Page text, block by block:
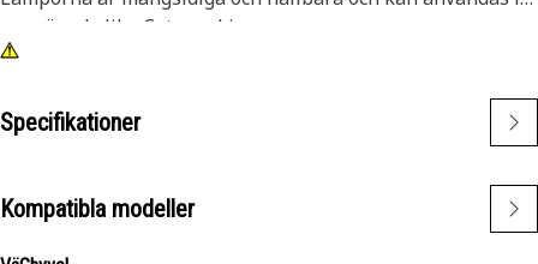
en mängd olika Cat-maskiner.
Egenskaper:
• T-3 1/4 lampstorlek
• 24 V
• En glödlampa
Tillämpningar:
• Högvibrationstillämpningar
Specifikationer
Kompatibla modeller